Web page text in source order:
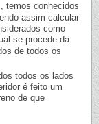
, temos conhecidos
assim calcular
como
se procede da
de todos os
todos os lados
é feito um
de que